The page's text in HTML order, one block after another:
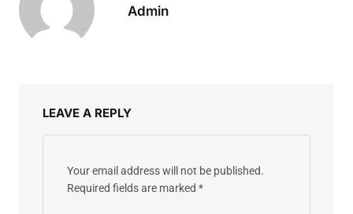
Admin
LEAVE A REPLY
Your email address will not be published.
Required fields are marked *